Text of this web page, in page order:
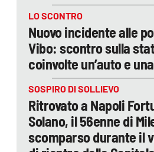
LO SCONTRO
Nuovo incidente alle
Vibo: scontro sulla
coinvolte un’auto e
SOSPIRO DI SOLLIEVO
Ritrovato a Napoli
Solano, il 56enne di
scomparso durante il